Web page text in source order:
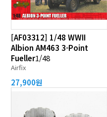
[AF03312] 1/48 WWII
Albion AM463 3-Point
Fueller1/48
Airfix
27,900원